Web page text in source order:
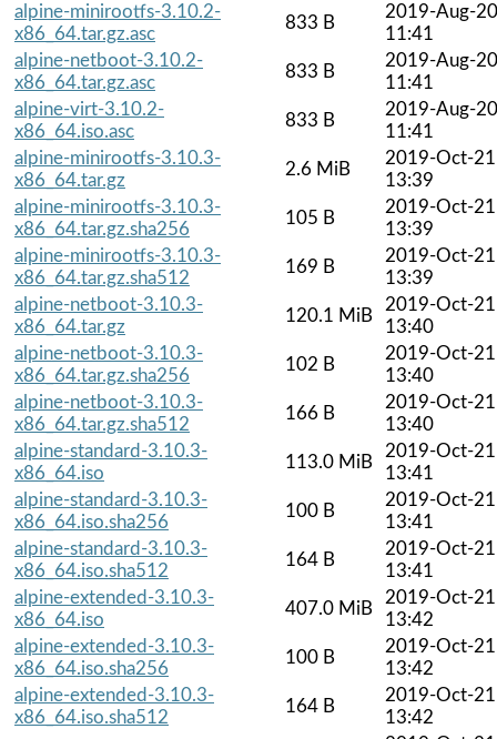
alpine-minirootfs-3.10.2-
x86_64.tar.gz.asc
833 B
2019-Aug-20
11:41
alpine-netboot-3.10.2-
x86_64.tar.gz.asc
833 B
2019-Aug-20
11:41
alpine-virt-3.10.2-
x86_64.iso.asc
833 B
2019-Aug-20
11:41
alpine-minirootfs-3.10.3-
x86_64.tar.gz
2.6 MiB
2019-Oct-21
13:39
alpine-minirootfs-3.10.3-
x86_64.tar.gz.sha256
105 B
2019-Oct-21
13:39
alpine-minirootfs-3.10.3-
x86_64.tar.gz.sha512
169 B
2019-Oct-21
13:39
alpine-netboot-3.10.3-
x86_64.tar.gz
120.1 MiB
2019-Oct-21
13:40
alpine-netboot-3.10.3-
x86_64.tar.gz.sha256
102 B
2019-Oct-21
13:40
alpine-netboot-3.10.3-
x86_64.tar.gz.sha512
166 B
2019-Oct-21
13:40
alpine-standard-3.10.3-
x86_64.iso
113.0 MiB
2019-Oct-21
13:41
alpine-standard-3.10.3-
x86_64.iso.sha256
100 B
2019-Oct-21
13:41
alpine-standard-3.10.3-
x86_64.iso.sha512
164 B
2019-Oct-21
13:41
alpine-extended-3.10.3-
x86_64.iso
407.0 MiB
2019-Oct-21
13:42
alpine-extended-3.10.3-
x86_64.iso.sha256
100 B
2019-Oct-21
13:42
alpine-extended-3.10.3-
x86_64.iso.sha512
164 B
2019-Oct-21
13:42